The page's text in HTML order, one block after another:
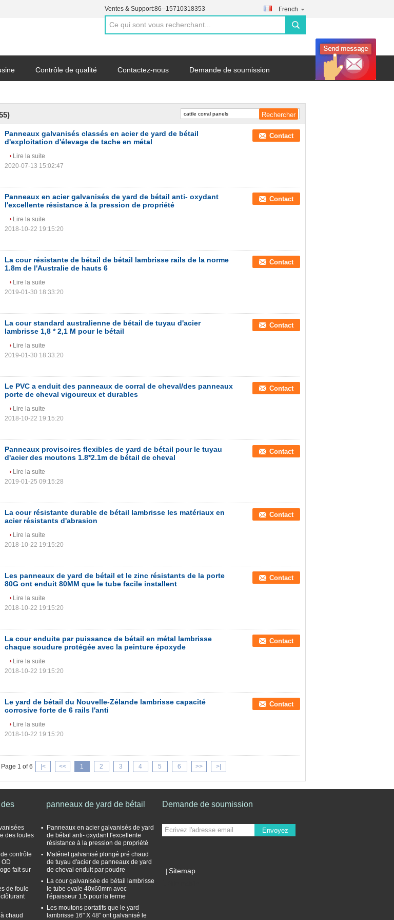
Ventes & Support:86--15710318353 French
search
Contrôle de qualité Contactez-nous Demande de soumission
Panneaux galvanisés classés en acier de yard de bétail
d'exploitation d'élevage de tache en métal
Contact
Lire la suite
2020-07-13 15:02:47
Panneaux en acier galvanisés de yard de bétail anti- oxydant
l'excellente résistance à la pression de propriété
Contact
Lire la suite
2018-10-22 19:15:20
La cour résistante de bétail de bétail lambrisse rails de la norme
1.8m de l'Australie de hauts 6
Contact
Lire la suite
2019-01-30 18:33:20
La cour standard australienne de bétail de tuyau d'acier
lambrisse 1,8 * 2,1 M pour le bétail
Contact
Lire la suite
2019-01-30 18:33:20
Le PVC a enduit des panneaux de corral de cheval/des panneaux
porte de cheval vigoureux et durables
Contact
Lire la suite
2018-10-22 19:15:20
Panneaux provisoires flexibles de yard de bétail pour le tuyau
d'acier des moutons 1.8*2.1m de bétail de cheval
Contact
Lire la suite
2019-01-25 09:15:28
La cour résistante durable de bétail lambrisse les matériaux en
acier résistants d'abrasion
Contact
Lire la suite
2018-10-22 19:15:20
Les panneaux de yard de bétail et le zinc résistants de la porte
80G ont enduit 80MM que le tube facile installent
Contact
Lire la suite
2018-10-22 19:15:20
La cour enduite par puissance de bétail en métal lambrisse
chaque soudure protégée avec la peinture époxyde
Contact
Lire la suite
2018-10-22 19:15:20
Le yard de bétail du Nouvelle-Zélande lambrisse capacité
corrosive forte de 6 rails l'anti
Contact
Lire la suite
2018-10-22 19:15:20
Page 1 of 6 |< << 1 2 3 4 5 6 >> >|
des foules
contrôle
fait sur
de foule
chaud
panneaux de yard de bétail
Panneaux en acier galvanisés de yard
de bétail anti- oxydant l'excellente
résistance à la pression de propriété
Matériel galvanisé plongé pré chaud
de tuyau d'acier de panneaux de yard
de cheval enduit par poudre
La cour galvanisée de bétail lambrisse
le tube ovale 40x60mm avec
l'épaisseur 1,5 pour la ferme
Les moutons portatifs que le yard
lambrisse 16" X 48" ont galvanisé le
Demande de soumission
Envoyez
Sitemap